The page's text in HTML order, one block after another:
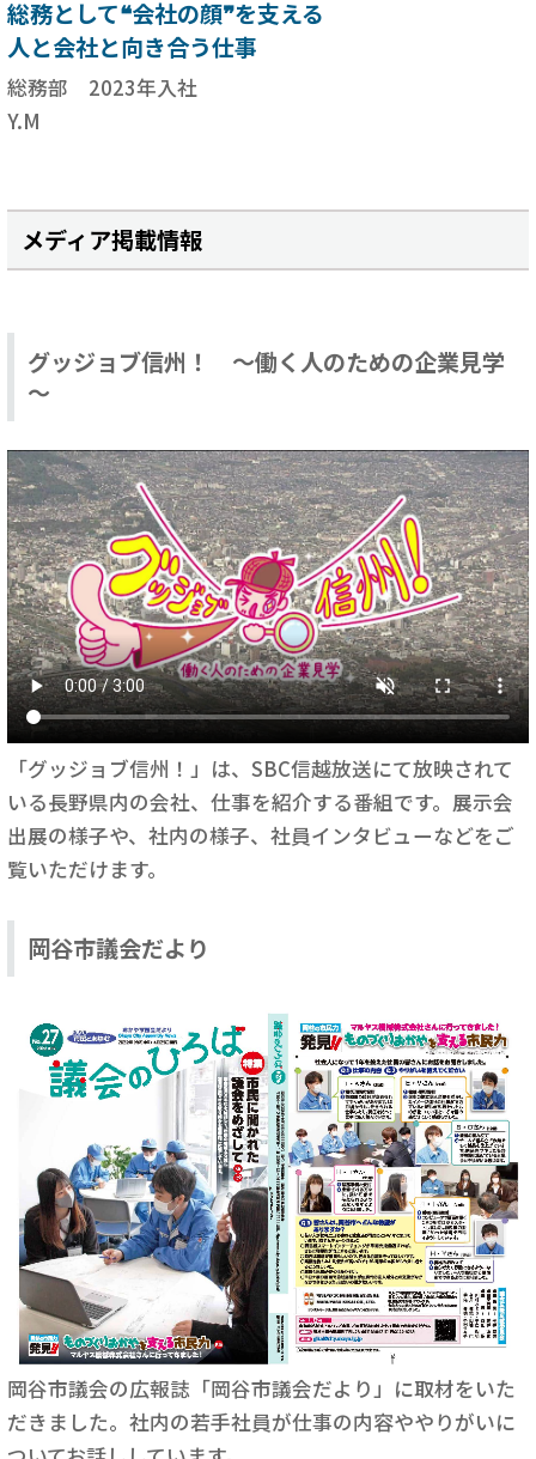
総務として❝会社の顔❞を支える
人と会社と向き合う仕事
総務部 2023年入社
Y.M
メディア掲載情報
グッジョブ信州！ ～働く人のための企業見学
～
「グッジョブ信州！」は、SBC信越放送にて放映されて
いる長野県内の会社、仕事を紹介する番組です。展示会
出展の様子や、社内の様子、社員インタビューなどをご
覧いただけます。
岡谷市議会だより
岡谷市議会の広報誌「岡谷市議会だより」に取材をいた
だきました。社内の若手社員が仕事の内容ややりがいに